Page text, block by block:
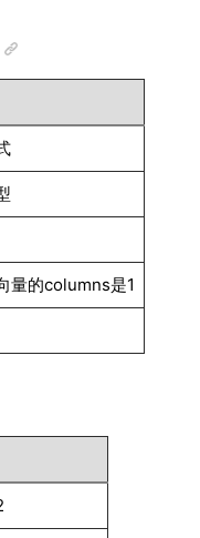
量的columns是1